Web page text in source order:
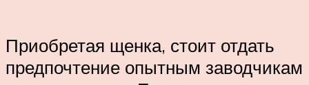
Приобретая щенка, стоит отдать
предпочтение опытным заводчикам